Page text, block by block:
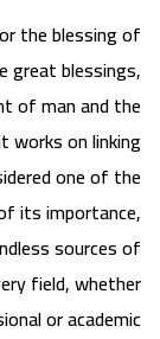
the blessing of
great blessings,
of man and the
works on linking
one of the
its importance,
sources of
field, whether
or academic.